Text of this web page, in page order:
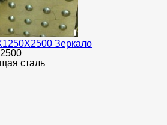
Зеркало
сталь